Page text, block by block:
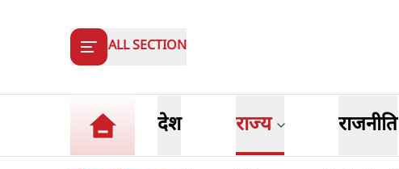
ALL SECTION
देश राज्य राजनीति